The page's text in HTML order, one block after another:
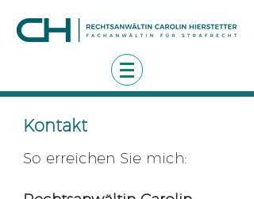
Kontakt
So erreichen Sie mich: